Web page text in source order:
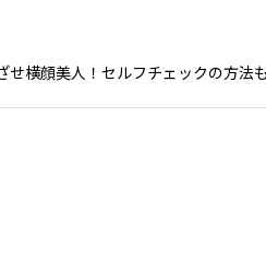
せ横顔美人！セルフチェックの方法